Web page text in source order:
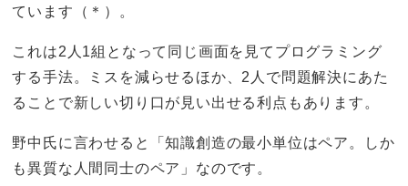
ています（＊）。
これは2人1組となって同じ画面を見てプログラミング
する手法。ミスを減らせるほか、2人で問題解決にあた
ることで新しい切り口が見い出せる利点もあります。
野中氏に言わせると「知識創造の最小単位はペア。しか
も異質な人間同士のペア」なのです。